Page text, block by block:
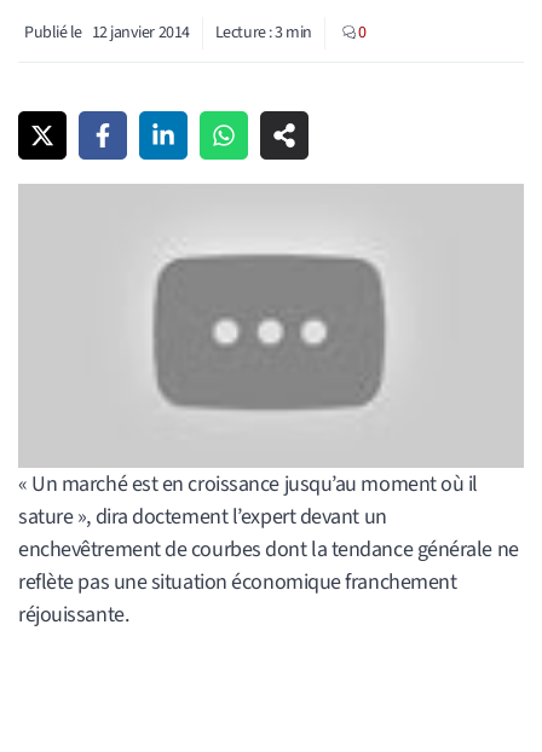
Publié le 12 janvier 2014 Lecture :3min 0
« Un marché est en croissance jusqu’au moment où il
sature », dira doctement l’expert devant un
enchevêtrement de courbes dont la tendance générale ne
reflète pas une situation économique franchement
réjouissante.